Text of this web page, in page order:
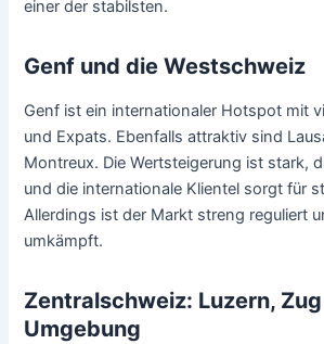
einer der stabilsten.
Genf und die Westschweiz
Genf ist ein internationaler Hotspot mit
und Expats. Ebenfalls attraktiv sind
Montreux. Die Wertsteigerung ist stark,
und die internationale Klientel sorgt für
Allerdings ist der Markt streng reguliert
umkämpft.
Zentralschweiz: Luzern, Zug
Umgebung